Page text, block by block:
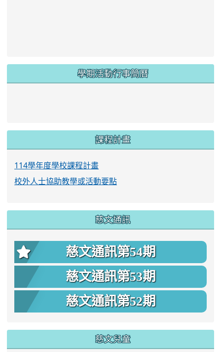
學期活動行事簡曆
課程計畫
114學年度學校課程計畫
校外人士協助教學或活動要點
慈文通訊
慈文通訊第54期
慈文通訊第53期
慈文通訊第52期
慈文兒童